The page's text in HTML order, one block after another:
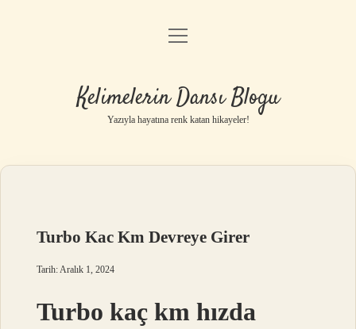
Anasayfa
Yasal Uyarı
menüyü
Kelimelerin Dansı Blogu
Yazıyla hayatına renk katan hikayeler!
Turbo Kac Km Devreye Girer
Tarih: Aralık 1, 2024
Turbo kaç km hızda